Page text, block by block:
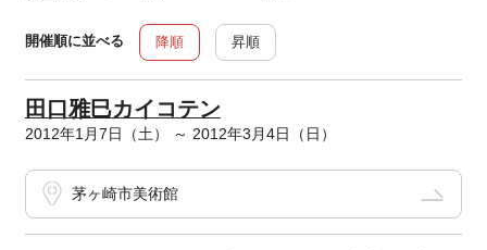
開催順に並べる 降順 昇順
田口雅巳カイコテン
2012年1月7日（土） ～ 2012年3月4日（日）
茅ヶ崎市美術館